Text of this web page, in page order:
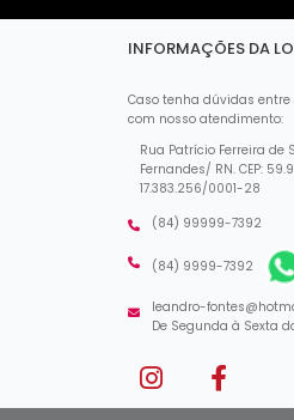
INFORMAÇÕES DA
Caso tenha dúvidas
com nosso atendimento:
Rua Patrício Ferreira de
Fernandes/ RN. CEP:
17.383.256/0001-28
(84) 99999-7392
(84) 9999-7392
leandro-
De Segunda à Sexta